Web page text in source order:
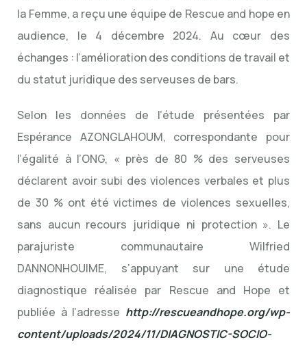
la Femme, a reçu une équipe de Rescue and hope en
audience, le 4 décembre 2024. Au cœur des
échanges : l’amélioration des conditions de travail et
du statut juridique des serveuses de bars.
Selon les données de l’étude présentées par
Espérance AZONGLAHOUM, correspondante pour
l’égalité à l’ONG, « près de 80 % des serveuses
déclarent avoir subi des violences verbales et plus
de 30 % ont été victimes de violences sexuelles,
sans aucun recours juridique ni protection ». Le
parajuriste communautaire Wilfried
DANNONHOUIME, s’appuyant sur une étude
diagnostique réalisée par Rescue and Hope et
publiée à l’adresse http://rescueandhope.org/wp-
content/uploads/2024/11/DIAGNOSTIC-SOCIO-